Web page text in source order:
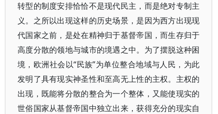
转型的制度安排恰恰不是现代民主，而是绝对专制主
义。之所以出现这样的历史场景，是因为西方出现现
代国家之前，是处在精神归于基督帝国，而生存归于
高度分散的领地与城市的境遇之中。为了摆脱这种困
境，欧洲社会以“民族”为单位整合地域与人民，为此
发明了具有现实神圣性和至高无上性的主权。主权的
出现，既能将分散的整合为一个整体，又能使现实的
世俗国家从基督帝国中独立出来，获得充分的现实自